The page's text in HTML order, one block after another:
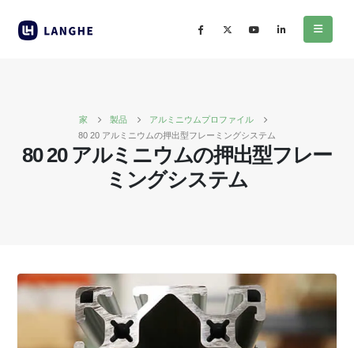
家 製品
アルミニウムプロファイル
80 20 アルミニウムの押出型フレーミングシステム
80 20 アルミニウムの押出型フレー
ミングシステム